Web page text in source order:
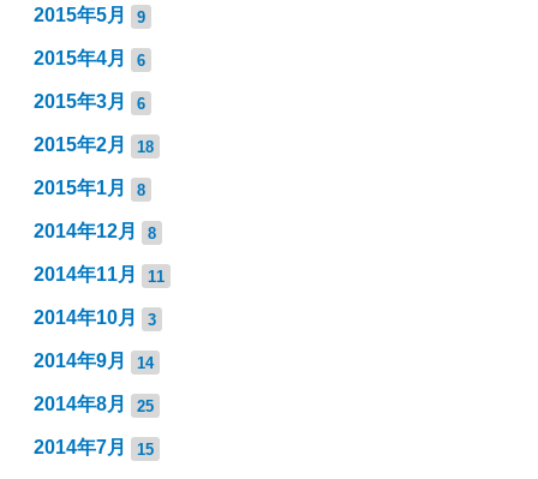
2015年5月 9
2015年4月 6
2015年3月 6
2015年2月 18
2015年1月 8
2014年12月 8
2014年11月 11
2014年10月 3
2014年9月 14
2014年8月 25
2014年7月 15